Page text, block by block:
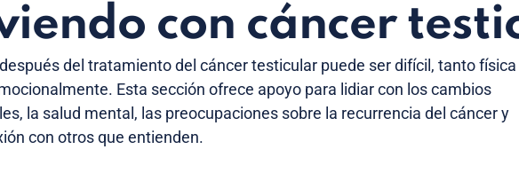
con cáncer
del tratamiento del cáncer testicular puede ser difícil, tanto física
Esta sección ofrece apoyo para lidiar con los cambios
la salud mental, las preocupaciones sobre la recurrencia del cáncer y
con otros que entienden.